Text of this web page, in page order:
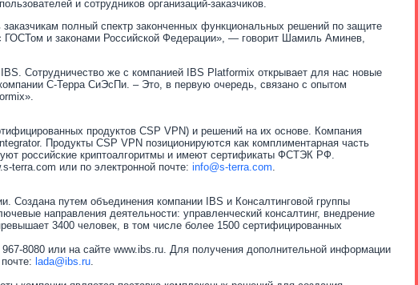
и сотрудников организаций-заказчиков.
полный спектр законченных функциональных решений по защите
ГОСТом и законами Российской Федерации», — говорит Шамиль Аминев,
Сотрудничество же с компанией IBS Platformix открывает для нас новые
С-Терра СиЭсПи. – Это, в первую очередь, связано с опытом
продуктов CSP VPN) и решений на их основе. Компания
Продукты CSP VPN позиционируются как комплиментарная часть
российские криптоалгоритмы и имеют сертификаты ФСТЭК РФ.
terra.com или по электронной почте: info@s-terra.com.
Создана путем объединения компании IBS и Консалтинговой группы
направления деятельности: управленческий консалтинг, внедрение
3400 человек, в том числе более 1500 сертифицированных
8080 или на сайте www.ibs.ru. Для получения дополнительной информации
lada@ibs.ru.